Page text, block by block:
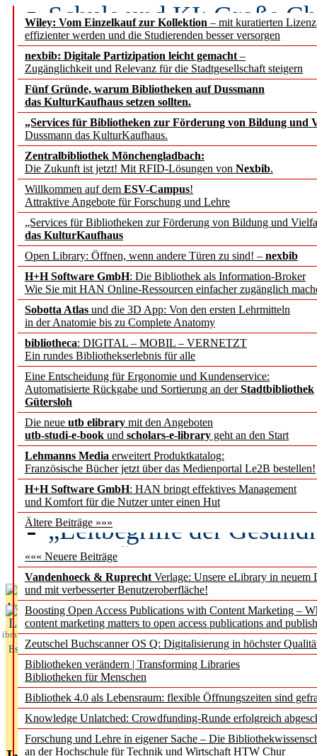
Wiley: Vom Einzelkauf zur Kollektion – mit kuratierten
effizienter werden und die Studierenden besser versorgen
nexbib: Digitale Partizipation leicht gemacht –
Zugänglichkeit und Relevanz für die Stadtgesellschaft steigern
Fünf Gründe, warum Bibliotheken auf Dussmann
das KulturKaufhaus setzen sollten.
„Services für Bibliotheken zur Förderung von Bildung und
Dussmann das KulturKaufhaus.
Zentralbibliothek Mönchengladbach:
Die Zukunft ist jetzt! Mit RFID-Lösungen von Nexbib.
Willkommen auf dem ESV-Campus!
Attraktive Angebote für Forschung und Lehre
„Services für Bibliotheken zur Förderung von Bildung und
das KulturKaufhaus
Open Library: Öffnen, wenn andere Türen zu sind! – nexbib
H+H Software GmbH: Die Bibliothek als Information-Broker
Wie Sie mit HAN Online-Ressourcen einfacher zugänglich
Sobotta Atlas und die 3D App: Von den ersten Lehrmitteln
in der Anatomie bis zu Complete Anatomy
bibliotheca: DIGITAL – MOBIL – VERNETZT
Ein rundes Bibliothekserlebnis für alle
Eine Entscheidung für Ergonomie und Kundenservice:
Automatisierte Rückgabe und Sortierung an derStadtbibliothek
Gütersloh
Die neue utb elibrary mit den Angeboten
utb-studi-e-book und scholars-e-library geht an den Start
Lehmanns Media erweitert Produktkatalog:
Französische Bücher jetzt über das Medienportal Le2B bestellen!
H+H Software GmbH: HAN bringt effektives Management
und Komfort für die Nutzer unter einen Hut
Ältere Beiträge »»»
««« Neuere Beiträge
Vandenhoeck & Ruprecht Verlage: Unsere eLibrary in neuem
und mit verbesserter Benutzeroberfläche!
Boosting Open Access Publications with Content Marketing –
content marketing matters to open access publications and
Zeutschel Buchscanner OS Q: Digitalisierung in höchster
Bibliotheken verändern | Transforming Libraries
Bibliotheken für Menschen
Bibliothek 4.0 als Lebensraum: flexible Öffnungszeiten sind
Knowledge Unlatched: Crowdfunding-Runde erfolgreich
Forschung und Lehre in eigener Sache – Die
an der Hochschule für Technik und Wirtschaft HTW Chur
Schule und KI: Große
Voraussetzungen
Erfolgreiches erstes
Segment Research –
angepasst
konstruktiv!
Mohr Siebeck
und die Zeitschrift für
Francke Attempto
EBSCO Information
Recherchefunktionen in
Sorbisches Institut neu
Geschichte und
Künstliche Intelligenz
besser zu verstehen
„Leitbegriffe der
des BIÖG erscheinen
Aktuelles aus
L
ibrary
Essentials